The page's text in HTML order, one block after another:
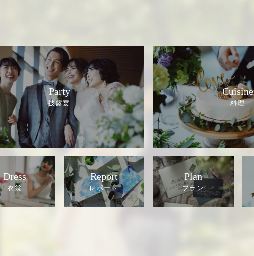
Party Cuisine
Dress Report Plan